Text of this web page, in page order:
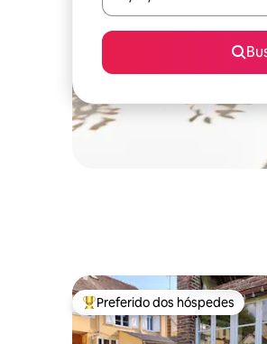
Entre os melhores preferidos
Preferido dos hóspedes